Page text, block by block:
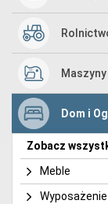
Dom i
Zobacz
Meble